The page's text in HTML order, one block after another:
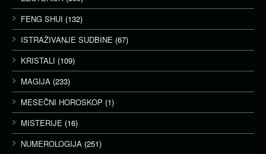
FENG SHUI (132)
ISTRAŽIVANJE SUDBINE (67)
KRISTALI (109)
MAGIJA (233)
MESEČNI HOROSKOP (1)
MISTERIJE (16)
NUMEROLOGIJA (251)